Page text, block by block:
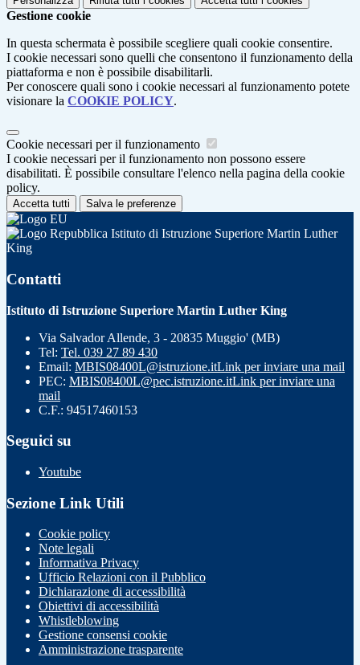
Gestione cookie
In questa schermata è possibile scegliere quali cookie consentire.
I cookie necessari sono quelli che consentono il funzionamento della
piattaforma e non è possibile disabilitarli.
Per conoscere quali sono i cookie necessari al funzionamento potete
visionare la COOKIE POLICY.
Cookie necessari per il funzionamento
I cookie necessari per il funzionamento non possono essere
disabilitati. È possibile consultare l'elenco nella pagina della cookie
policy.
Accetta tutti Salva le preferenze
Istituto di Istruzione Superiore Martin Luther
King
Contatti
Istituto di Istruzione Superiore Martin Luther King
Via Salvador Allende, 3 - 20835 Muggio' (MB)
Tel: Tel. 039 27 89 430
Email: MBIS08400L@istruzione.itLink per inviare una mail
PEC: MBIS08400L@pec.istruzione.itLink per inviare una
mail
C.F.: 94517460153
Seguici su
Youtube
Sezione Link Utili
Cookie policy
Note legali
Informativa Privacy
Ufficio Relazioni con il Pubblico
Dichiarazione di accessibilità
Obiettivi di accessibilità
Whistleblowing
Gestione consensi cookie
Amministrazione trasparente